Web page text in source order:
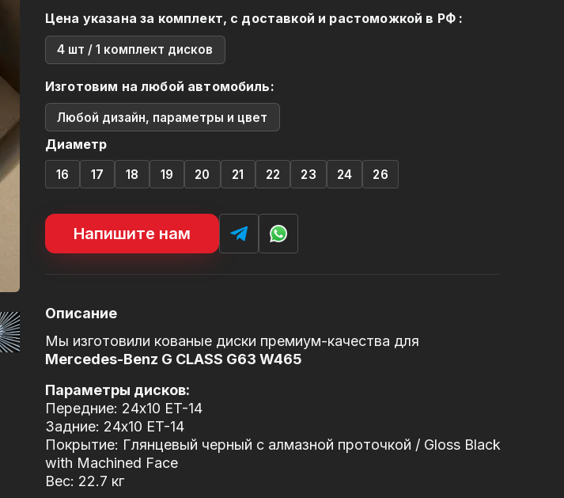
Цена указана за комплект, с доставкой и растоможкой в РФ :
4 шт / 1 комплект дисков
Изготовим на любой автомобиль:
Любой дизайн, параметры и цвет
Диаметр
16 17 18 19 20 21 22 23 24 26
Напишите нам
Описание
Мы изготовили кованые диски премиум-качества для
Mercedes-Benz G CLASS G63 W465
Параметры дисков:
Передние: 24x10 ET-14
Задние: 24x10 ET-14
Покрытие: Глянцевый черный с алмазной проточкой / Gloss Black
with Machined Face
Вес: 22.7 кг